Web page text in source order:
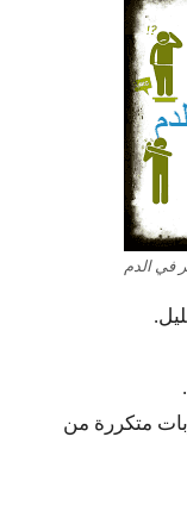
في الدم
متكررة من